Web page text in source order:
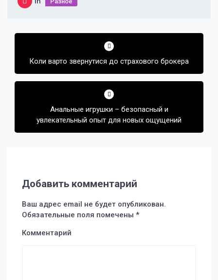
Навигация
записям
Коли варто звернутися до страхового брокера
Анальные игрушки – безопасный и
увлекательный опыт для новых ощущений
Добавить комментарий
Ваш адрес email не будет опубликован.
Обязательные поля помечены *
Комментарий